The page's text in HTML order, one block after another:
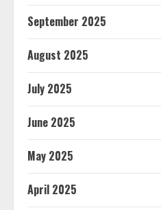
September 2025
August 2025
July 2025
June 2025
May 2025
April 2025